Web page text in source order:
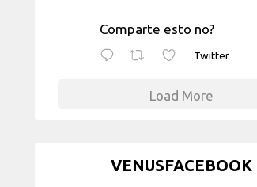
Comparte esto no?
Twitter
Load More
VENUSFACEBOOK